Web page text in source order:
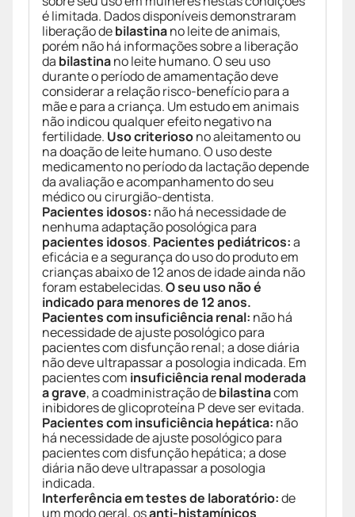
é limitada. Dados disponíveis demonstraram
liberação debilastinano leite de animais,
porém não há informações sobre a liberação
da bilastinano leite humano. O seu uso
durante o período de amamentação deve
considerar a relação risco-benefício para a
mãe e para a criança. Um estudo em animais
não indicou qualquer efeito negativo na
fertilidade. Uso criteriosono aleitamento ou
na doação de leite humano. O uso deste
medicamento no período da lactação depende
da avaliação e acompanhamento do seu
médico ou cirurgião-dentista.
Pacientes idosos: não há necessidade de
nenhuma adaptação posológica para
pacientes idosos. Pacientes pediátricos:a
eficácia e a segurança do uso do produto em
crianças abaixo de 12 anos de idade ainda não
foram estabelecidas.O seu uso não é
indicado para menores de 12 anos.
Pacientes com insuficiência renal: não há
necessidade de ajuste posológico para
pacientes com disfunção renal; a dose diária
não deve ultrapassar a posologia indicada. Em
pacientes com insuficiência renal moderada
a grave, a coadministração debilastinacom
inibidores de glicoproteína P deve ser evitada.
Pacientes com insuficiência hepática: não
há necessidade de ajuste posológico para
pacientes com disfunção hepática; a dose
diária não deve ultrapassar a posologia
indicada.
Interferência em testes de laboratório:de
um modo geral, osanti-histamínicos